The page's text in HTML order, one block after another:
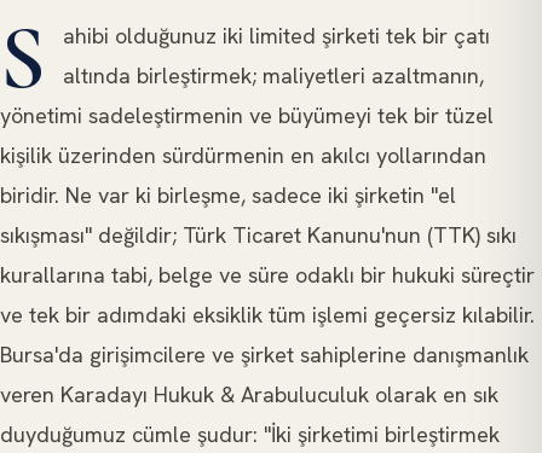
S
ahibi olduğunuz iki limited şirketi tek bir çatı
altında birleştirmek; maliyetleri azaltmanın,
yönetimi sadeleştirmenin ve büyümeyi tek bir tüzel
kişilik üzerinden sürdürmenin en akılcı yollarından
biridir. Ne var ki birleşme, sadece iki şirketin "el
sıkışması" değildir; Türk Ticaret Kanunu'nun (TTK) sıkı
kurallarına tabi, belge ve süre odaklı bir hukuki süreçtir
ve tek bir adımdaki eksiklik tüm işlemi geçersiz kılabilir.
Bursa'da girişimcilere ve şirket sahiplerine danışmanlık
veren Karadayı Hukuk & Arabuluculuk olarak en sık
duyduğumuz cümle şudur: "İki şirketimi birleştirmek